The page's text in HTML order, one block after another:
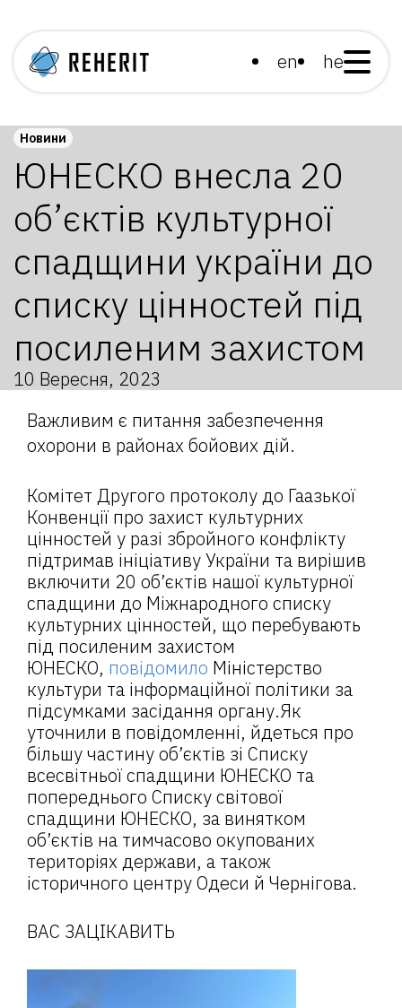
en he
Новини
ЮНЕСКО внесла 20
об’єктів культурної
спадщини україни до
списку цінностей під
посиленим захистом
10 Вересня, 2023
Важливим є питання забезпечення
охорони в районах бойових дій.
Комітет Другого протоколу до Гаазької
Конвенції про захист культурних
цінностей у разі збройного конфлікту
підтримав ініціативу України та вирішив
включити 20 об’єктів нашої культурної
спадщини до Міжнародного списку
культурних цінностей, що перебувають
під посиленим захистом
ЮНЕСКО, повідомило Міністерство
культури та інформаційної політики за
підсумками засідання органу.Як
уточнили в повідомленні, йдеться про
більшу частину об’єктів зі Списку
всесвітньої спадщини ЮНЕСКО та
попереднього Списку світової
спадщини ЮНЕСКО, за винятком
об’єктів на тимчасово окупованих
територіях держави, а також
історичного центру Одеси й Чернігова.
ВАС ЗАЦІКАВИТЬ